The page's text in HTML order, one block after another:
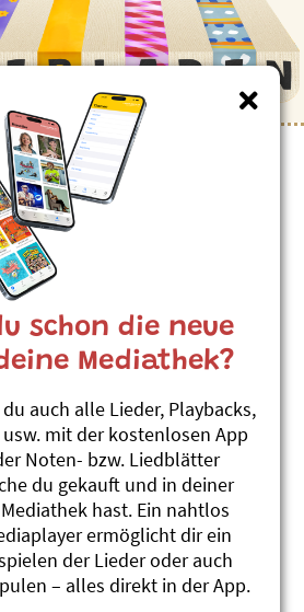
schon die neue
Mediathek?
auch alle Lieder, Playbacks,
mit der kostenlosen App
Noten- bzw. Liedblätter
du gekauft und in deiner
hast. Ein nahtlos
ermöglicht dir ein
der Lieder oder auch
– alles direkt in der App.